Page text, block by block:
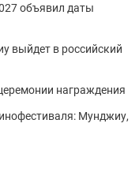
объявил даты
выйдет в российский
награждения
Мунджиу,